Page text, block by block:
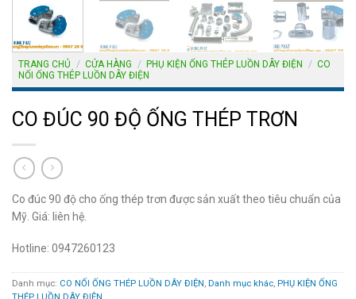
TRANG CHỦ / CỬA HÀNG / PHỤ KIỆN ỐNG THÉP LUỒN DÂY ĐIỆN / CO
NỐI ỐNG THÉP LUỒN DÂY ĐIỆN
CO ĐÚC 90 ĐỘ ỐNG THÉP TRƠN
Co đúc 90 độ cho ống thép trơn được sản xuất theo tiêu chuẩn của
Mỹ. Giá: liên hệ.
Hotline: 0947260123
Danh mục: CO NỐI ỐNG THÉP LUỒN DÂY ĐIỆN Danh mục khác PHỤ KIỆN ỐNG
THÉP LUỒN DÂY ĐIỆN